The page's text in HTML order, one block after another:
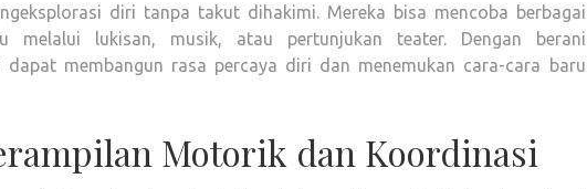
diri tanpa takut dihakimi. Mereka bisa mencoba berbagai
melalui lukisan, musik, atau pertunjukan teater. Dengan berani
dapat membangun rasa percaya diri dan menemukan cara-cara baru
Motorik dan Koordinasi